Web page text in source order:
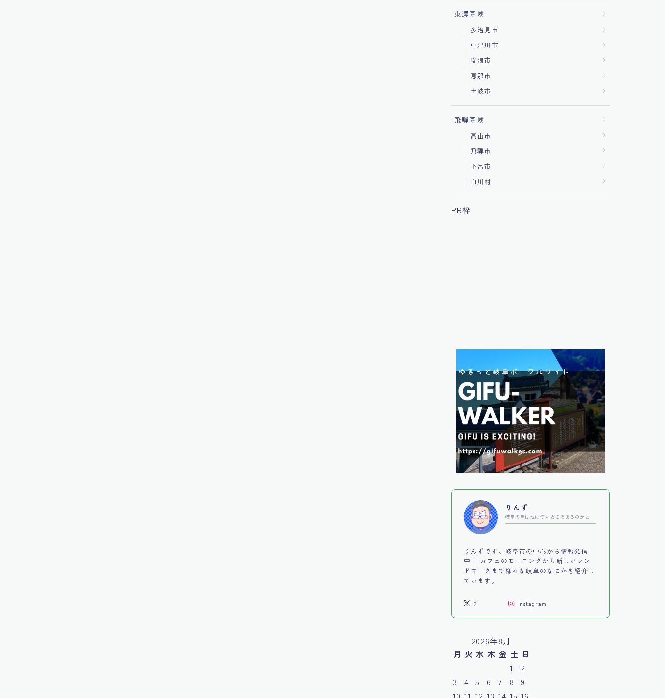
東濃圏域
多治見市
中津川市
瑞浪市
恵那市
土岐市
飛騨圏域
高山市
飛騨市
下呂市
白川村
PR枠
りんず
岐阜の阜は他に使いどころあるのかと
りんずです。岐阜市の中心から情報発信
中！ カフェのモーニングから新しいラン
ドマークまで様々な岐阜のなにかを紹介し
ています。
X Instagram
2026年8月
月 火 水 木 金 土 日
1
2
3
4 5 6 7 8
9
10 11 12 13 14 15 16